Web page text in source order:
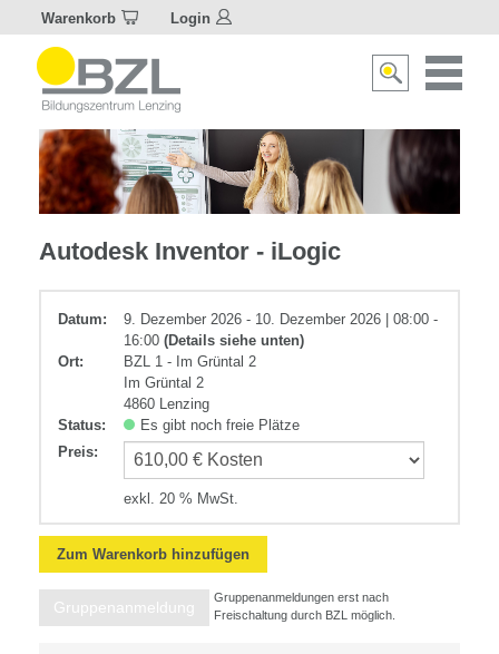
Warenkorb Login
Suche
Metall
Autodesk Inventor - iLogic
Datum:
9. Dezember 2026 - 10. Dezember 2026 | 08:00 -
16:00 (Details siehe unten)
Ort:
BZL 1 - Im Grüntal 2
Im Grüntal 2
4860 Lenzing
Status:
Es gibt noch freie Plätze
Preis:
exkl. 20 % MwSt.
Zum Warenkorb hinzufügen
Gruppenanmeldung
Gruppenanmeldungen erst nach
Freischaltung durch BZL möglich.